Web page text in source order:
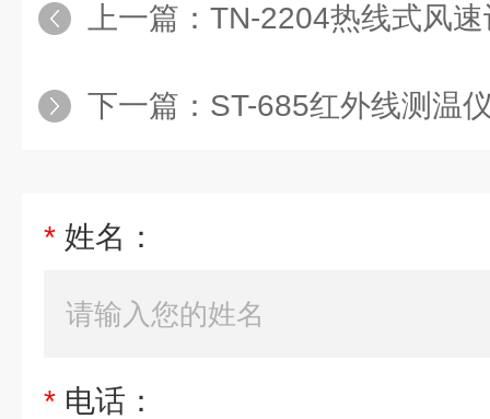
上一篇： TN-2204热线式风
下一篇： ST-685红外线测温
* 姓名：
* 电话：